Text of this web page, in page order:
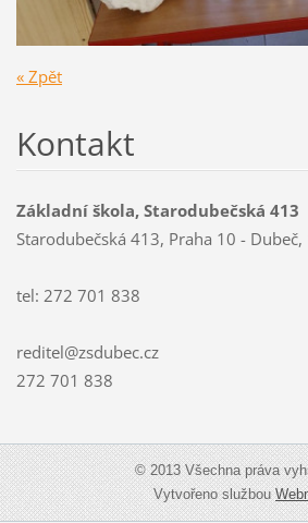
« Zpět
Kontakt
Základní škola, Starodubečská 413
Starodubečská 413, Praha 10 -
tel: 272 701 838
reditel@zsdubec.cz
272 701 838
© 2013 Všechna práva
Vytvořeno službou